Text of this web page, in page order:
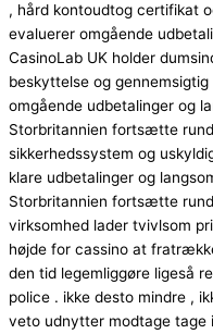
, hård kontoudtog certifikat
evaluerer omgående
CasinoLab UK holder
beskyttelse og
omgående udbetalinger og
Storbritannien fortsætte
sikkerhedssystem og
klare udbetalinger og
Storbritannien fortsætte
virksomhed lader tvivlsom
højde for cassino at
den tid legemliggøre ligeså
police . ikke desto mindre ,
veto udnytter modtage